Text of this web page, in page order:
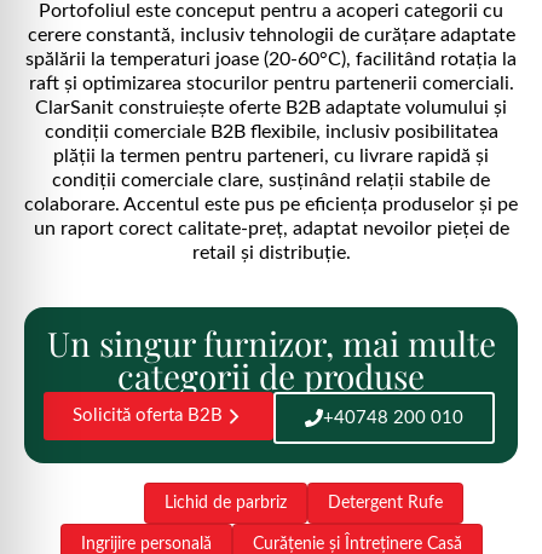
Portofoliul este conceput pentru a acoperi categorii cu
cerere constantă, inclusiv tehnologii de curățare adaptate
spălării la temperaturi joase (20-60°C), facilitând rotația la
raft și optimizarea stocurilor pentru partenerii comerciali.
ClarSanit construiește oferte B2B adaptate volumului și
condiții comerciale B2B flexibile, inclusiv posibilitatea
plății la termen pentru parteneri, cu livrare rapidă și
condiții comerciale clare, susținând relații stabile de
colaborare. Accentul este pus pe eficiența produselor și pe
un raport corect calitate-preț, adaptat nevoilor pieței de
retail și distribuție.
Un singur furnizor, mai multe
categorii de produse
Solicită oferta B2B +40748 200 010
Lichid de parbriz Detergent Rufe
Ingrijire personală Curățenie și Întreținere Casă